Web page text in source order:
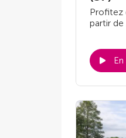
Profitez
partir de